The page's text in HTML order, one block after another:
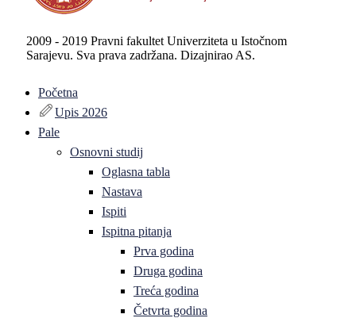
2009 - 2019 Pravni fakultet Univerziteta u Istočnom
Sarajevu. Sva prava zadržana. Dizajnirao AS.
Početna
Upis 2026
Pale
Osnovni studij
Oglasna tabla
Nastava
Ispiti
Ispitna pitanja
Prva godina
Druga godina
Treća godina
Četvrta godina